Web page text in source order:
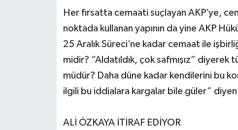
Her fırsatta cemaati suçlayan AKP’ye,
noktada kullanan yapının da yine AKP
25 Aralık Süreci’ne kadar cemaat ile
midir? “Aldatıldık, çok safmışız” diyerek
müdür? Daha düne kadar kendilerini bu
ilgili bu iddialara kargalar bile güler”
ALİ ÖZKAYA İTİRAF EDİYOR